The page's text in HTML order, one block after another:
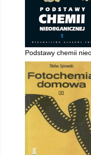
Podstawy chemii